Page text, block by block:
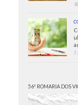
7
56ª ROMARIA DOS